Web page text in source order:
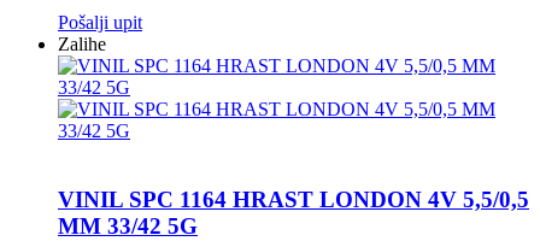
Pošalji upit
Zalihe
VINIL SPC 1164 HRAST LONDON 4V 5,5/0,5
MM 33/42 5G